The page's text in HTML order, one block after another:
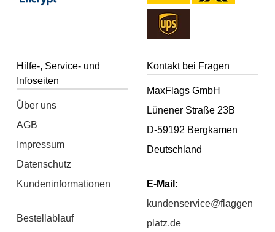
Hilfe-, Service- und
Infoseiten
Über uns
AGB
Impressum
Datenschutz
Kundeninformationen
Bestellablauf
Kontakt bei Fragen
MaxFlags GmbH
Lünener Straße 23B
D-59192 Bergkamen
Deutschland
E-Mail :
kundenservice@flaggen
platz.de